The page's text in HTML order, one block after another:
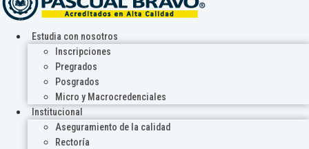
Estudia con nosotros
Inscripciones
Pregrados
Posgrados
Micro y Macrocredenciales
Institucional
Aseguramiento de la calidad
Rectoría